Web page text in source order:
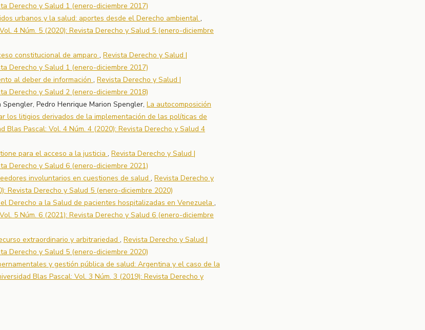
Derecho y Salud 1 (enero-diciembre 2017)
urbanos y la salud: aportes desde el Derecho ambiental ,
4 Núm. 5 (2020): Revista Derecho y Salud 5 (enero-diciembre
constitucional de amparo , Revista Derecho y Salud |
Derecho y Salud 1 (enero-diciembre 2017)
al deber de información , Revista Derecho y Salud |
Derecho y Salud 2 (enero-diciembre 2018)
Pedro Henrique Marion Spengler, La autocomposición
los litigios derivados de la implementación de las políticas de
Blas Pascal: Vol. 4 Núm. 4 (2020): Revista Derecho y Salud 4
para el acceso a la justicia , Revista Derecho y Salud |
Derecho y Salud 6 (enero-diciembre 2021)
involuntarios en cuestiones de salud , Revista Derecho y
Revista Derecho y Salud 5 (enero-diciembre 2020)
Derecho a la Salud de pacientes hospitalizadas en Venezuela ,
5 Núm. 6 (2021): Revista Derecho y Salud 6 (enero-diciembre
extraordinario y arbitrariedad , Revista Derecho y Salud |
Derecho y Salud 5 (enero-diciembre 2020)
y gestión pública de salud: Argentina y el caso de la
Blas Pascal: Vol. 3 Núm. 3 (2019): Revista Derecho y